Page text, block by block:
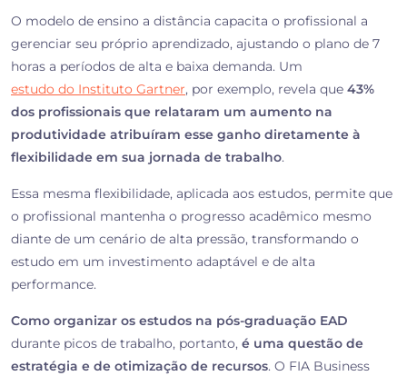
O modelo de ensino a distância capacita o profissional a
gerenciar seu próprio aprendizado, ajustando o plano de 7
horas a períodos de alta e baixa demanda. Um
estudo do Instituto Gartner, por exemplo, revela que 43%
dos profissionais que relataram um aumento na
produtividade atribuíram esse ganho diretamente à
flexibilidade em sua jornada de trabalho.
Essa mesma flexibilidade, aplicada aos estudos, permite que
o profissional mantenha o progresso acadêmico mesmo
diante de um cenário de alta pressão, transformando o
estudo em um investimento adaptável e de alta
performance.
Como organizar os estudos na pós-graduação EAD
durante picos de trabalho, portanto, é uma questão de
estratégia e de otimização de recursos. O FIA Business